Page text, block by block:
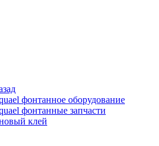
фонтанное оборудование
фонтанные запчасти
клей